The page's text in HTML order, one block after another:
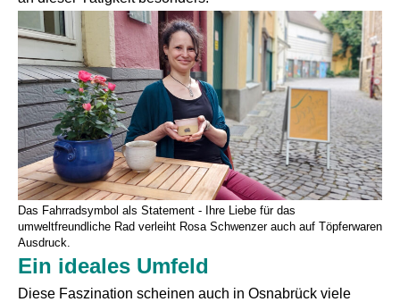
Das Fahrradsymbol als Statement - Ihre Liebe für das
umweltfreundliche Rad verleiht Rosa Schwenzer auch auf Töpferwaren
Ausdruck.
Ein ideales Umfeld
Diese Faszination scheinen auch in Osnabrück viele